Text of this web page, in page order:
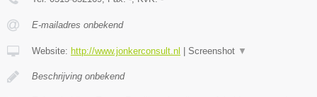
E-mailadres onbekend
Website: http://www.jonkerconsult.nl Screenshot ▼
Beschrijving onbekend